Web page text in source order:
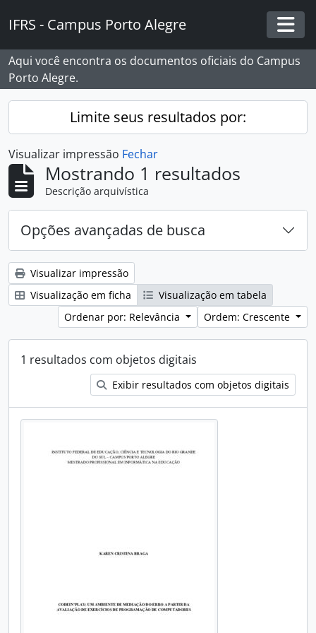
IFRS - Campus Porto Alegre
Aqui você encontra os documentos oficiais do Campus
Porto Alegre.
Limite seus resultados por:
Visualizar impressão Fechar
Mostrando 1 resultados
Descrição arquivística
Opções avançadas de busca
Visualizar impressão
Visualização em ficha
Visualização em tabela
Ordenar por: Relevância
Ordem: Crescente
1 resultados com objetos digitais
Exibir resultados com objetos digitais